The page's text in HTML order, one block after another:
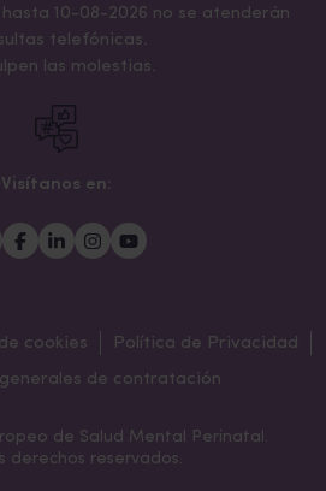
10-08-2026 no se atenderán
telefónicas.
las molestias.
Visítanos en:
cookies
Política de Privacidad
de contratación
de Salud Mental Perinatal.
derechos reservados.